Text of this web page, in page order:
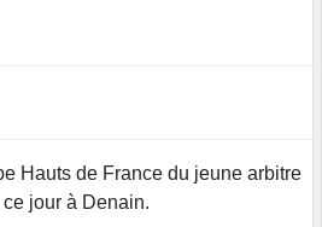
Hauts de France du jeune arbitre
jour à Denain.